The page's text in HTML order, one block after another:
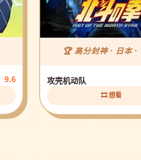
9.6
🏆 高分封神 · 日本
攻壳机动队
🎞️ 想看